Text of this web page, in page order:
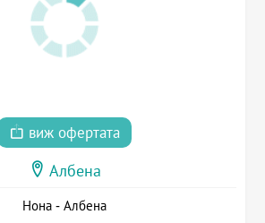
виж офертата
Албена
Нона - Албена